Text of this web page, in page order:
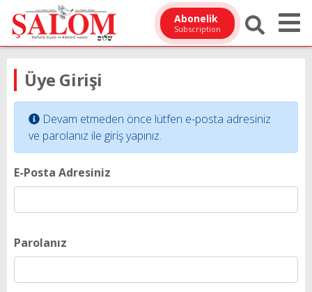
Abonelik
Subscription
Üye Girişi
Devam etmeden önce lütfen e-posta adresiniz
ve parolanız ile giriş yapınız.
E-Posta Adresiniz
Parolanız